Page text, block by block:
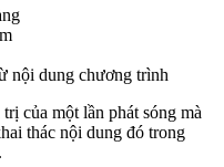
nội dung chương trình
của một lần phát sóng mà
thác nội dung đó trong